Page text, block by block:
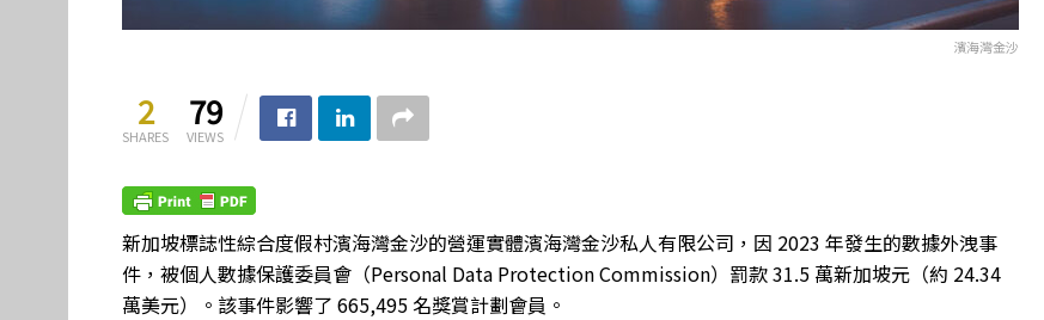
濱海灣金沙
2
SHARES
79
VIEWS
新加坡標誌性綜合度假村濱海灣金沙的營運實體濱海灣金沙私人有限公司，因 2023 年發生的數據外洩事
件，被個人數據保護委員會（Personal Data Protection Commission）罰款 31.5 萬新加坡元（約 24.34
萬美元）。該事件影響了 665,495 名獎賞計劃會員。